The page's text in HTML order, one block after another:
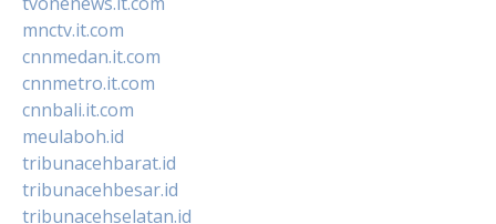
mnctv.it.com
cnnmedan.it.com
cnnmetro.it.com
cnnbali.it.com
meulaboh.id
tribunacehbarat.id
tribunacehbesar.id
tribunacehselatan.id